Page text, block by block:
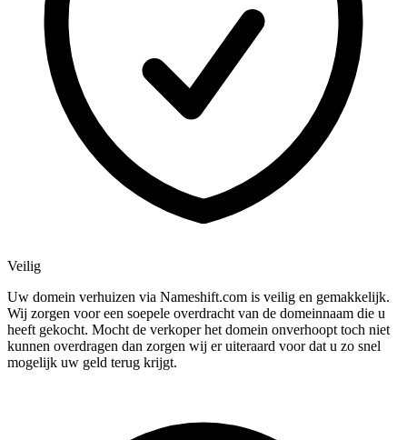
Veilig
Uw domein verhuizen via Nameshift.com is veilig en gemakkelijk.
Wij zorgen voor een soepele overdracht van de domeinnaam die u
heeft gekocht. Mocht de verkoper het domein onverhoopt toch niet
kunnen overdragen dan zorgen wij er uiteraard voor dat u zo snel
mogelijk uw geld terug krijgt.